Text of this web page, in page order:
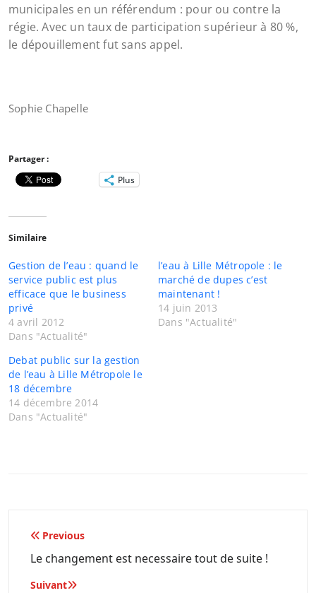
municipales en un référendum : pour ou contre la
régie. Avec un taux de participation supérieur à 80 %,
le dépouillement fut sans appel.
Sophie Chapelle
Partager :
Plus
Similaire
Gestion de l’eau : quand le
service public est plus
efficace que le business
privé
4 avril 2012
Dans "Actualité"
l’eau à Lille Métropole : le
marché de dupes c’est
maintenant !
14 juin 2013
Dans "Actualité"
Debat public sur la gestion
de l’eau à Lille Métropole le
18 décembre
14 décembre 2014
Dans "Actualité"
Navigation
de
l’article
Previous
Le changement est necessaire tout de suite !
Suivant